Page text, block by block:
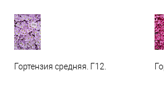
Гортензия средняя. Г12.